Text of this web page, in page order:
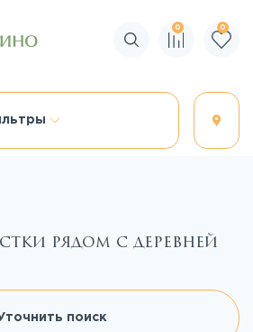
Поиск по сайту
0 0
рядом с деревней
поиск